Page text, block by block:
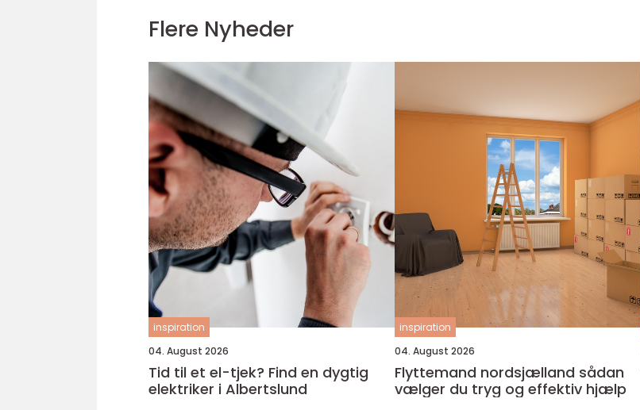
Flere Nyheder
inspiration
04. August 2026
Tid til et el-tjek? Find en dygtig
elektriker i Albertslund
inspiration
04. August 2026
Flyttemand nordsjælland sådan
vælger du tryg og effektiv hjælp